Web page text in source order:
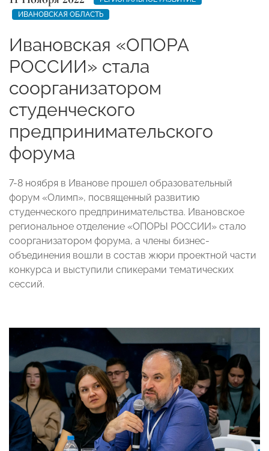
ИВАНОВСКАЯ ОБЛАСТЬ
Ивановская «ОПОРА
РОССИИ» стала
соорганизатором
студенческого
предпринимательского
форума
7-8 ноября в Иванове прошел образовательный
форум «Олимп», посвященный развитию
студенческого предпринимательства. Ивановское
региональное отделение «ОПОРЫ РОССИИ» стало
соорганизатором форума, а члены бизнес-
объединения вошли в состав жюри проектной части
конкурса и выступили спикерами тематических
сессий.